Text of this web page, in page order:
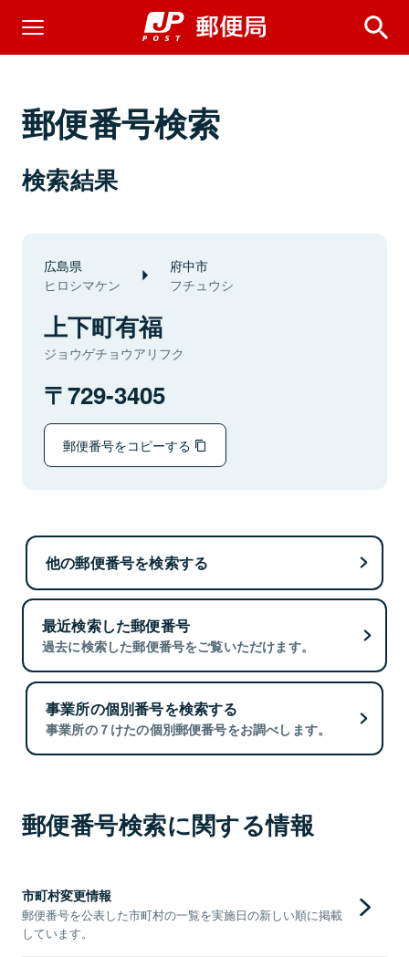
郵便番号検索
検索結果
広島県
ヒロシマケン
府中市
フチュウシ
上下町有福
ジョウゲチョウアリフク
729-3405
郵便番号をコピーする
他の郵便番号を検索する
最近検索した郵便番号
過去に検索した郵便番号をご覧いただけます。
事業所の個別番号を検索する
事業所の７けたの個別郵便番号をお調べします。
郵便番号検索に関する情報
市町村変更情報
郵便番号を公表した市町村の一覧を実施日の新しい順に掲載
しています。